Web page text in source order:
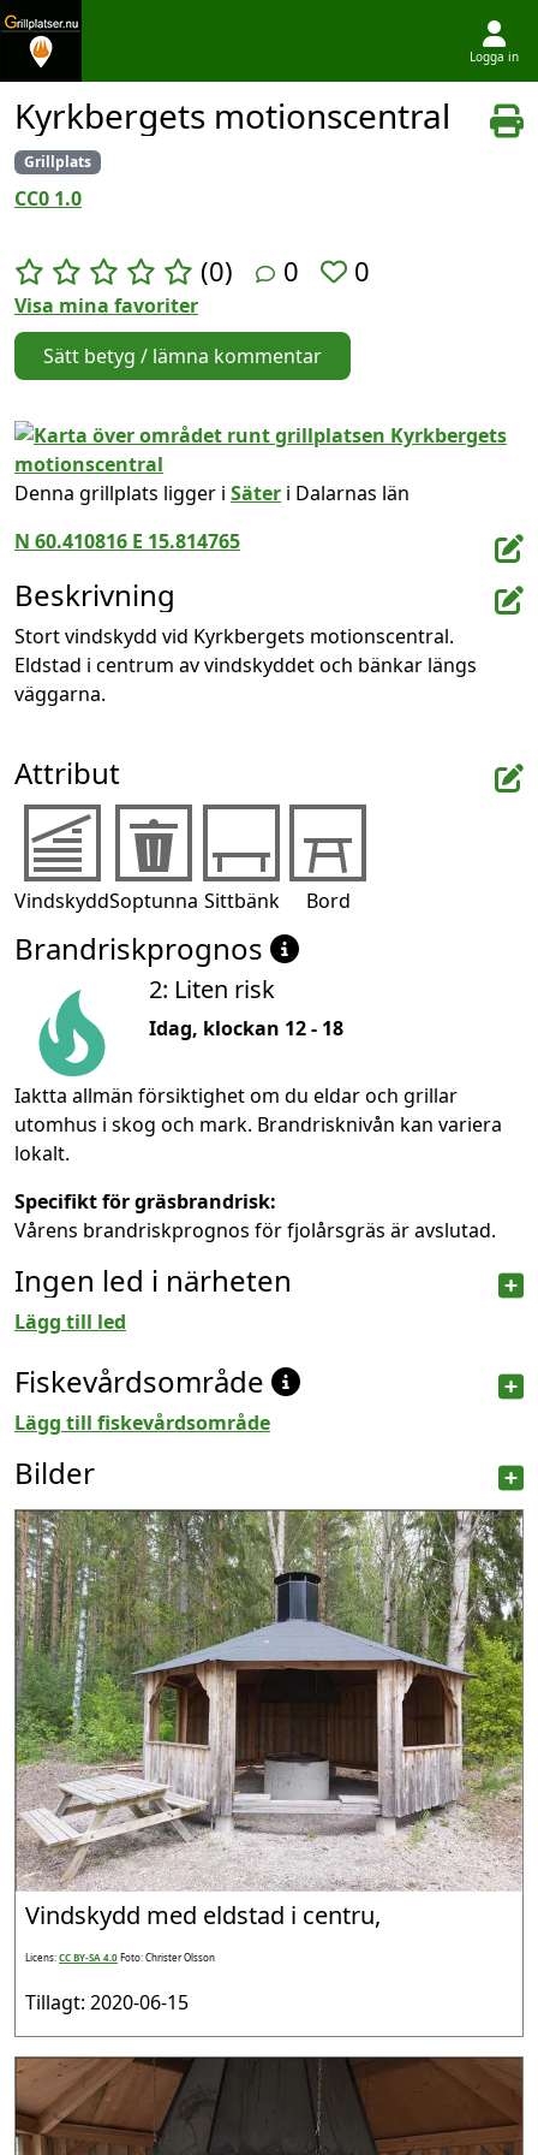
Logga in
Kyrkbergets motionscentral
Grillplats
CC0 1.0
(0) 0 0
Visa mina favoriter
Sätt betyg / lämna kommentar
Denna grillplats ligger i Säter i Dalarnas län
N 60.410816 E 15.814765
Beskrivning
Stort vindskydd vid Kyrkbergets motionscentral.
Eldstad i centrum av vindskyddet och bänkar längs
väggarna.
Attribut
VindskyddSoptunna Sittbänk Bord
Brandriskprognos
2: Liten risk
Idag, klockan 12 - 18
Iaktta allmän försiktighet om du eldar och grillar
utomhus i skog och mark. Brandrisknivån kan variera
lokalt.
Specifikt för gräsbrandrisk:
Vårens brandriskprognos för fjolårsgräs är avslutad.
Ingen led i närheten
Lägg till led
Fiskevårdsområde
Lägg till fiskevårdsområde
Bilder
Vindskydd med eldstad i centru,
Licens:CC BY-SA 4.0Foto: Christer Olsson
Tillagt: 2020-06-15